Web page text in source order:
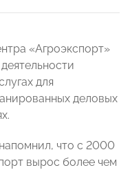
«Агроэкспорт»
для
деловых
что с 2000
вырос более чем